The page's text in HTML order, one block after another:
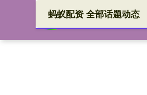
蚂蚁配资 全部话题动态